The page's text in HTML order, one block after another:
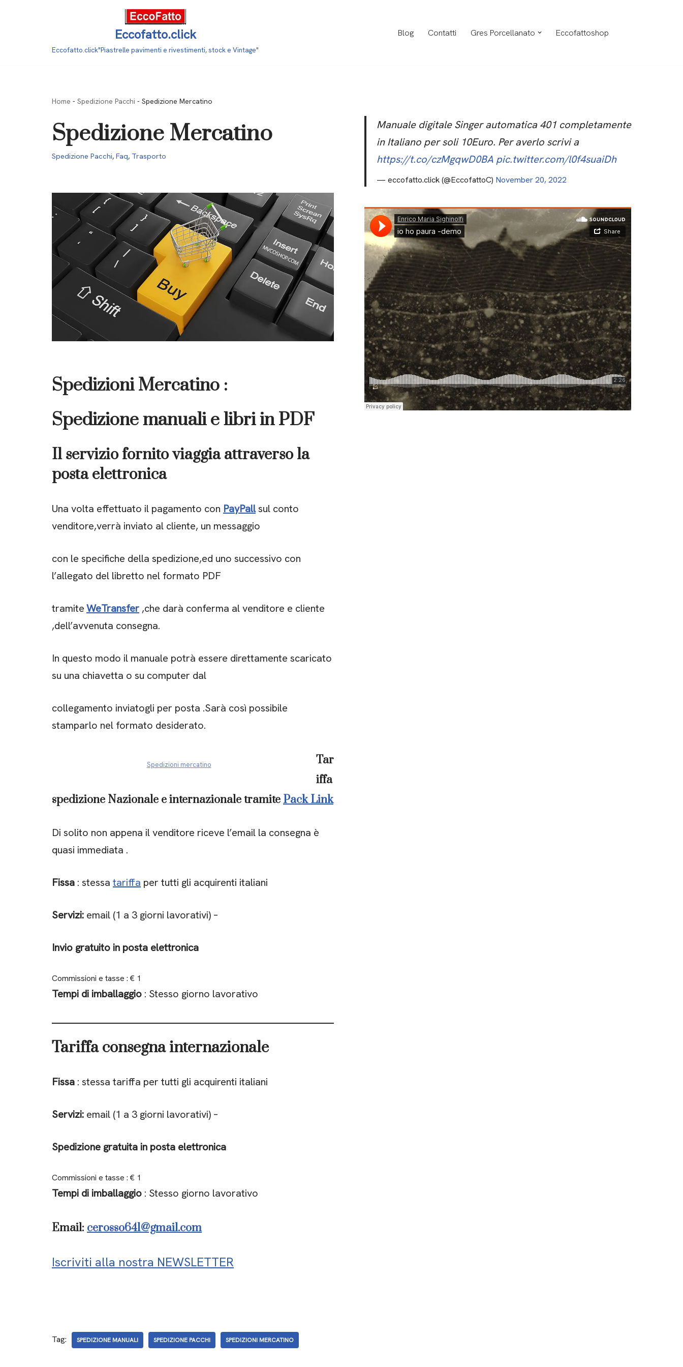
Eccofatto.click
Eccofatto.click"Piastrelle pavimenti e rivestimenti, stock e Vintage"
Blog Contatti Gres Porcellanato Eccofattoshop
Home - Spedizione Pacchi - Spedizione Mercatino
Spedizione Mercatino
Spedizione Pacchi, Faq, Trasporto
Spedizioni Mercatino :
Spedizione manuali e libri in PDF
Il servizio fornito viaggia attraverso la
posta elettronica
Una volta effettuato il pagamento con PayPallsul conto
venditore,verrà inviato al cliente, un messaggio
con le specifiche della spedizione,ed uno successivo con
l’allegato del libretto nel formato PDF
tramiteWeTransfer ,che darà conferma al venditore e cliente
,dell’avvenuta consegna.
In questo modo il manuale potrà essere direttamente scaricato
su una chiavetta o su computer dal
collegamento inviatogli per posta .Sarà così possibile
stamparlo nel formato desiderato.
Spedizioni mercatino
Tar
iffa
spedizione Nazionale e internazionale tramite Pack Link
Di solito non appena il venditore riceve l’email la consegna è
quasi immediata .
Fissa : stessa tariffa per tutti gli acquirenti italiani
Servizi: email (1 a 3 giorni lavorativi) –
Invio gratuito in posta elettronica
Commissioni e tasse : € 1
Tempi di imballaggio : Stesso giorno lavorativo
Tariffa consegna internazionale
Fissa : stessa tariffa per tutti gli acquirenti italiani
Servizi: email (1 a 3 giorni lavorativi) –
Spedizione gratuita in posta elettronica
Commissioni e tasse : € 1
Tempi di imballaggio : Stesso giorno lavorativo
Email: cerosso641@gmail.com
Iscriviti alla nostra NEWSLETTER
Tag: SPEDIZIONE MANUALI SPEDIZIONE PACCHI SPEDIZIONI MERCATINO
Manuale digitale Singer automatica 401 completamente
in Italiano per soli 10Euro. Per averlo scrivi a
https://t.co/czMgqwD0BA pic.twitter.com/l0f4suaiDh
— eccofatto.click (@EccofattoC) November 20, 2022